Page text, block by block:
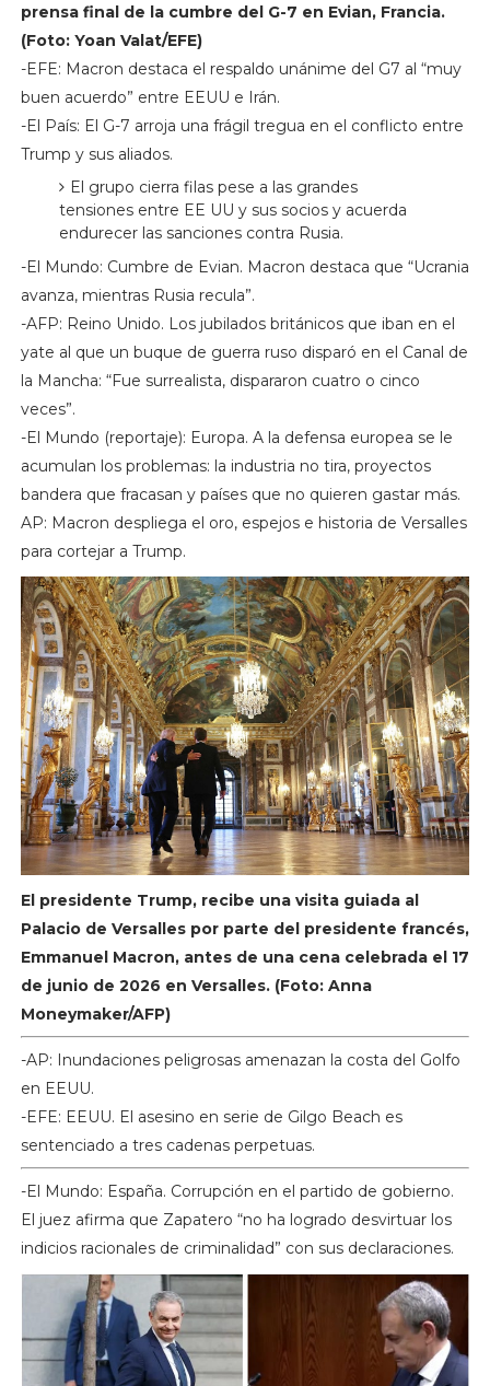
prensa final de la cumbre del G-7 en Evian, Francia.
(Foto: Yoan Valat/EFE)
-EFE: Macron destaca el respaldo unánime del G7 al “muy
buen acuerdo” entre EEUU e Irán.
-El País: El G-7 arroja una frágil tregua en el conflicto entre
Trump y sus aliados.
El grupo cierra filas pese a las grandes
tensiones entre EE UU y sus socios y acuerda
endurecer las sanciones contra Rusia.
-El Mundo: Cumbre de Evian. Macron destaca que “Ucrania
avanza, mientras Rusia recula”.
-AFP: Reino Unido. Los jubilados británicos que iban en el
yate al que un buque de guerra ruso disparó en el Canal de
la Mancha: “Fue surrealista, dispararon cuatro o cinco
veces”.
-El Mundo (reportaje): Europa. A la defensa europea se le
acumulan los problemas: la industria no tira, proyectos
bandera que fracasan y países que no quieren gastar más.
AP: Macron despliega el oro, espejos e historia de Versalles
para cortejar a Trump.
El presidente Trump, recibe una visita guiada al
Palacio de Versalles por parte del presidente francés,
Emmanuel Macron, antes de una cena celebrada el 17
de junio de 2026 en Versalles. (Foto: Anna
Moneymaker/AFP)
-AP: Inundaciones peligrosas amenazan la costa del Golfo
en EEUU.
-EFE: EEUU. El asesino en serie de Gilgo Beach es
sentenciado a tres cadenas perpetuas.
-El Mundo: España. Corrupción en el partido de gobierno.
El juez afirma que Zapatero “no ha logrado desvirtuar los
indicios racionales de criminalidad” con sus declaraciones.